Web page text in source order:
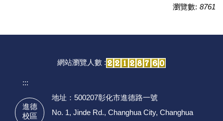
瀏覽數: 8761
網站瀏覽人數 :
:::
進德
校區
地址：500207彰化市進德路一號
No. 1, Jinde Rd., Changhua City, Changhua